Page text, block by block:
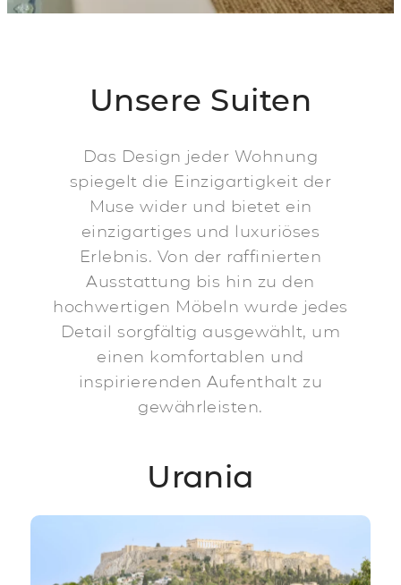
Unsere Suiten
Das Design jeder Wohnung
spiegelt die Einzigartigkeit der
Muse wider und bietet ein
einzigartiges und luxuriöses
Erlebnis. Von der raffinierten
Ausstattung bis hin zu den
hochwertigen Möbeln wurde jedes
Detail sorgfältig ausgewählt, um
einen komfortablen und
inspirierenden Aufenthalt zu
gewährleisten.
Urania